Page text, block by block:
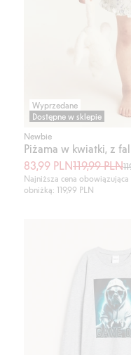
Wyprzedane
Dostępne w sklepie
Newbie
Piżama w kwiatki, z
83,99 PLN119,99 PLN
Najniższa cena
obniżką: 119,99 PLN